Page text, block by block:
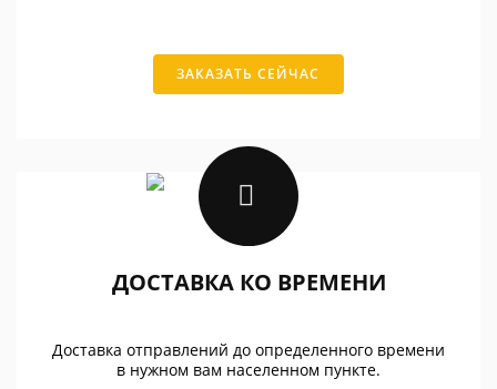
ЗАКАЗАТЬ СЕЙЧАС
ДОСТАВКА КО ВРЕМЕНИ
Доставка отправлений до определенного времени
в нужном вам населенном пункте.